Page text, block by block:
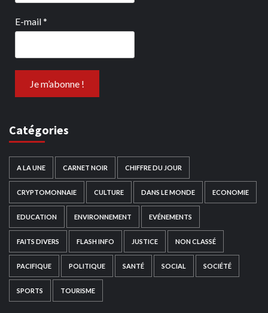
E-mail*
Catégories
A LA UNE CARNET NOIR CHIFFRE DU JOUR
CRYPTOMONNAIE CULTURE DANS LE MONDE ECONOMIE
EDUCATION ENVIRONNEMENT EVÉNEMENTS
FAITS DIVERS FLASH INFO JUSTICE NON CLASSÉ
PACIFIQUE POLITIQUE SANTÉ SOCIAL SOCIÉTÉ
SPORTS TOURISME